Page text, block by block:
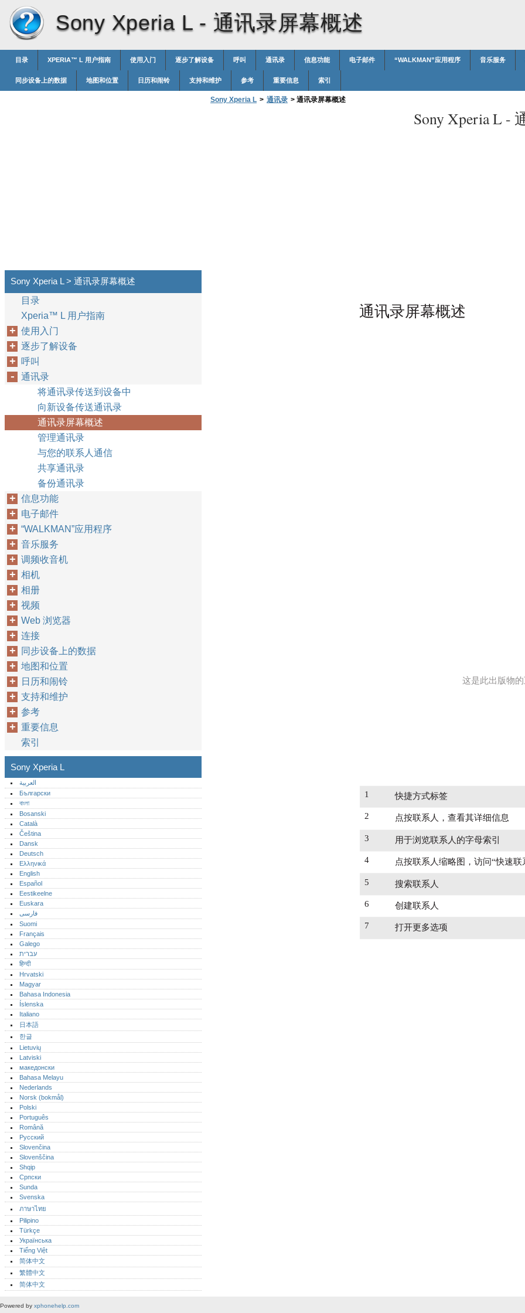
Sony Xperia L - 通讯录屏幕概述
目录 XPERIA™‎ L 用户指南 使用入门 逐步了解设备 呼叫 通讯录 信息功能 电子邮件 “WALKMAN”应用程序 音乐服务
同步设备上的数据 地图和位置 日历和闹铃 支持和维护 参考 重要信息 索引
Sony Xperia L > 通讯录 > 通讯录屏幕概述
Sony Xperia L -
通讯录屏幕概述
这是此出版物的
1 快捷方式标签
2 点按联系人，查看其详细信息
3 用于浏览联系人的字母索引
4 点按联系人缩略图，访问“快速联
5 搜索联系人
6 创建联系人
7 打开更多选项
Sony Xperia L > 通讯录屏幕概述
目录
Xperia™‎ L 用户指南
使用入门
逐步了解设备
呼叫
通讯录
将通讯录传送到设备中
向新设备传送通讯录
通讯录屏幕概述
管理通讯录
与您的联系人通信
共享通讯录
备份通讯录
信息功能
电子邮件
“WALKMAN”应用程序
音乐服务
调频收音机
相机
相册
视频
Web 浏览器
连接
同步设备上的数据
地图和位置
日历和闹铃
支持和维护
参考
重要信息
索引
Sony Xperia L
العربية
Български
বাংলা
Bosanski
Català
Čeština
Dansk
Deutsch
Ελληνικά
English
Español
Eestikeelne
Euskara
فارسی
Suomi
Français
Galego
עברית
हिन्दी
Hrvatski
Magyar
Bahasa Indonesia
Íslenska
Italiano
日本語
한글
Lietuvių
Latviski
македонски
Bahasa Melayu
Nederlands
Norsk (bokmål)‎
Polski
Português‎
Română
Русский
Slovenčina
Slovenščina
Shqip
Српски
Sunda
Svenska
ภาษาไทย
Pilipino
Türkçe
Українська
Tiếng Việt
简体中文
繁體中文
简体中文
Powered by xphonehelp.com